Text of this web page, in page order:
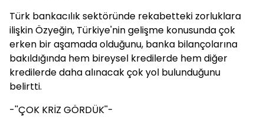
Türk bankacılık sektöründe rekabetteki zorluklara
ilişkin Özyeğin, Türkiye'nin gelişme konusunda çok
erken bir aşamada olduğunu, banka bilançolarına
bakıldığında hem bireysel kredilerde hem diğer
kredilerde daha alınacak çok yol bulunduğunu
belirtti.
-''ÇOK KRİZ GÖRDÜK''-